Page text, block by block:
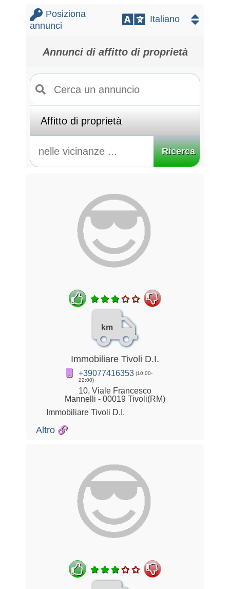
Posiziona
annunci
Annunci di affitto di proprietà
Ricerca
km
Immobiliare Tivoli D.I.
+39077416353 (10:00-
22:00)
10, Viale Francesco
Mannelli - 00019 Tivoli(RM)
Immobiliare Tivoli D.I.
Altro